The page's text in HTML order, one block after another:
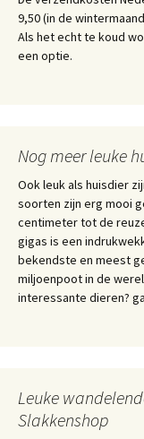
9,50 (in de
Als het echt te koud
een optie.
Nog meer leuke
Ook leuk als huisdier
soorten zijn erg mooi
centimeter tot de
gigas is een
bekendste en meest
miljoenpoot in de
interessante dieren?
Leuke
Slakkenshop